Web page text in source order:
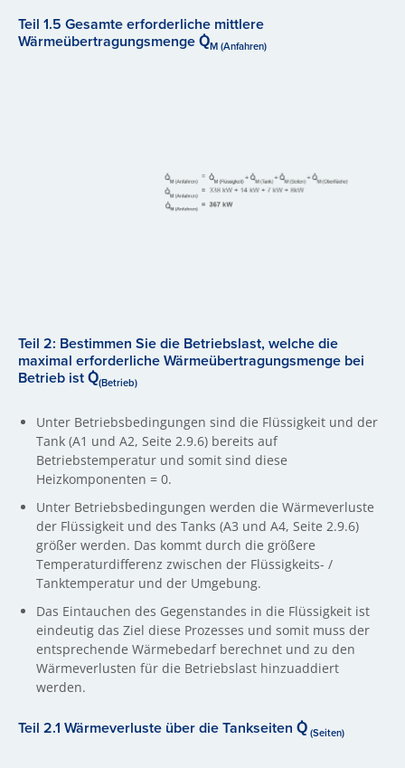
Teil 1.5 Gesamte erforderliche mittlere
Wärmeübertragungsmenge Q̇M (Anfahren)
Teil 2: Bestimmen Sie die Betriebslast, welche die
maximal erforderliche Wärmeübertragungsmenge bei
Betrieb ist Q̇(Betrieb)
Unter Betriebsbedingungen sind die Flüssigkeit und der
Tank (A1 und A2, Seite 2.9.6) bereits auf
Betriebstemperatur und somit sind diese
Heizkomponenten = 0.
Unter Betriebsbedingungen werden die Wärmeverluste
der Flüssigkeit und des Tanks (A3 und A4, Seite 2.9.6)
größer werden. Das kommt durch die größere
Temperaturdifferenz zwischen der Flüssigkeits- /
Tanktemperatur und der Umgebung.
Das Eintauchen des Gegenstandes in die Flüssigkeit ist
eindeutig das Ziel diese Prozesses und somit muss der
entsprechende Wärmebedarf berechnet und zu den
Wärmeverlusten für die Betriebslast hinzuaddiert
werden.
Teil 2.1 Wärmeverluste über die Tankseiten Q̇(Seiten)